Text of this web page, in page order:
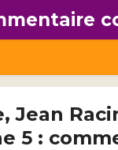
Jean
5 :